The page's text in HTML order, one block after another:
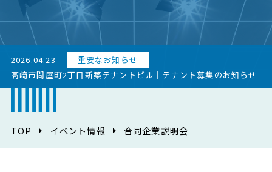
2026.04.23
重要なお知らせ
高崎市問屋町2丁目新築テナントビル｜テナント募集のお知らせ
TOP イベント情報 合同企業説明会